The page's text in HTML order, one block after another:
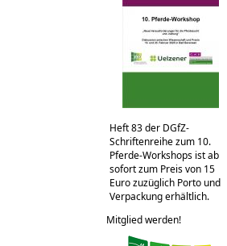
Heft 83 der DGfZ-
Schriftenreihe zum 10.
Pferde-Workshops ist ab
sofort zum Preis von 15
Euro zuzüglich Porto und
Verpackung erhältlich.
Mitglied werden!